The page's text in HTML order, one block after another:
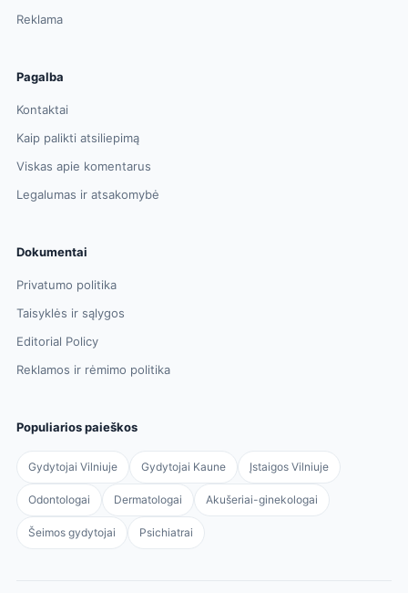
Reklama
Pagalba
Kontaktai
Kaip palikti atsiliepimą
Viskas apie komentarus
Legalumas ir atsakomybė
Dokumentai
Privatumo politika
Taisyklės ir sąlygos
Editorial Policy
Reklamos ir rėmimo politika
Populiarios paieškos
Gydytojai Vilniuje Gydytojai Kaune Įstaigos Vilniuje
Odontologai Dermatologai Akušeriai-ginekologai
Šeimos gydytojai Psichiatrai